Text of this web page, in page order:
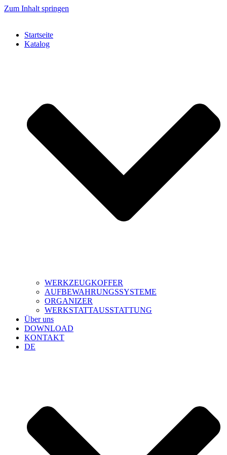
Zum Inhalt springen
Startseite
Katalog
WERKZEUGKOFFER
AUFBEWAHRUNGSSYSTEME
ORGANIZER
WERKSTATTAUSSTATTUNG
Über uns
DOWNLOAD
KONTAKT
DE